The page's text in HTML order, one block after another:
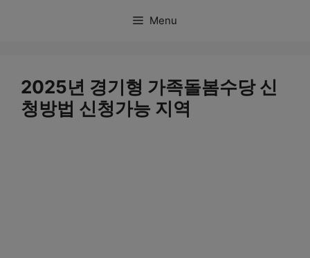
Menu
2025년 경기형 가족돌봄수당 신
청방법 신청가능 지역